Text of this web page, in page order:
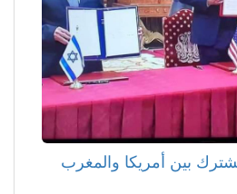
بين أمريكا والمغرب